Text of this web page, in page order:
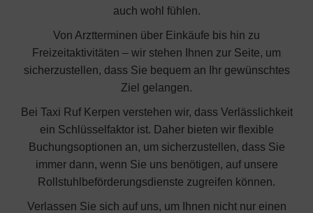
auch wohl fühlen.
Von Arztterminen über Einkäufe bis hin zu
Freizeitaktivitäten – wir stehen Ihnen zur Seite, um
sicherzustellen, dass Sie bequem an Ihr gewünschtes
Ziel gelangen.
Bei Taxi Ruf Kerpen verstehen wir, dass Verlässlichkeit
ein Schlüsselfaktor ist. Daher bieten wir flexible
Buchungsoptionen an, um sicherzustellen, dass Sie
immer dann, wenn Sie uns benötigen, auf unsere
Rollstuhlbeförderungsdienste zugreifen können.
Verlassen Sie sich auf uns, um Ihnen nicht nur einen